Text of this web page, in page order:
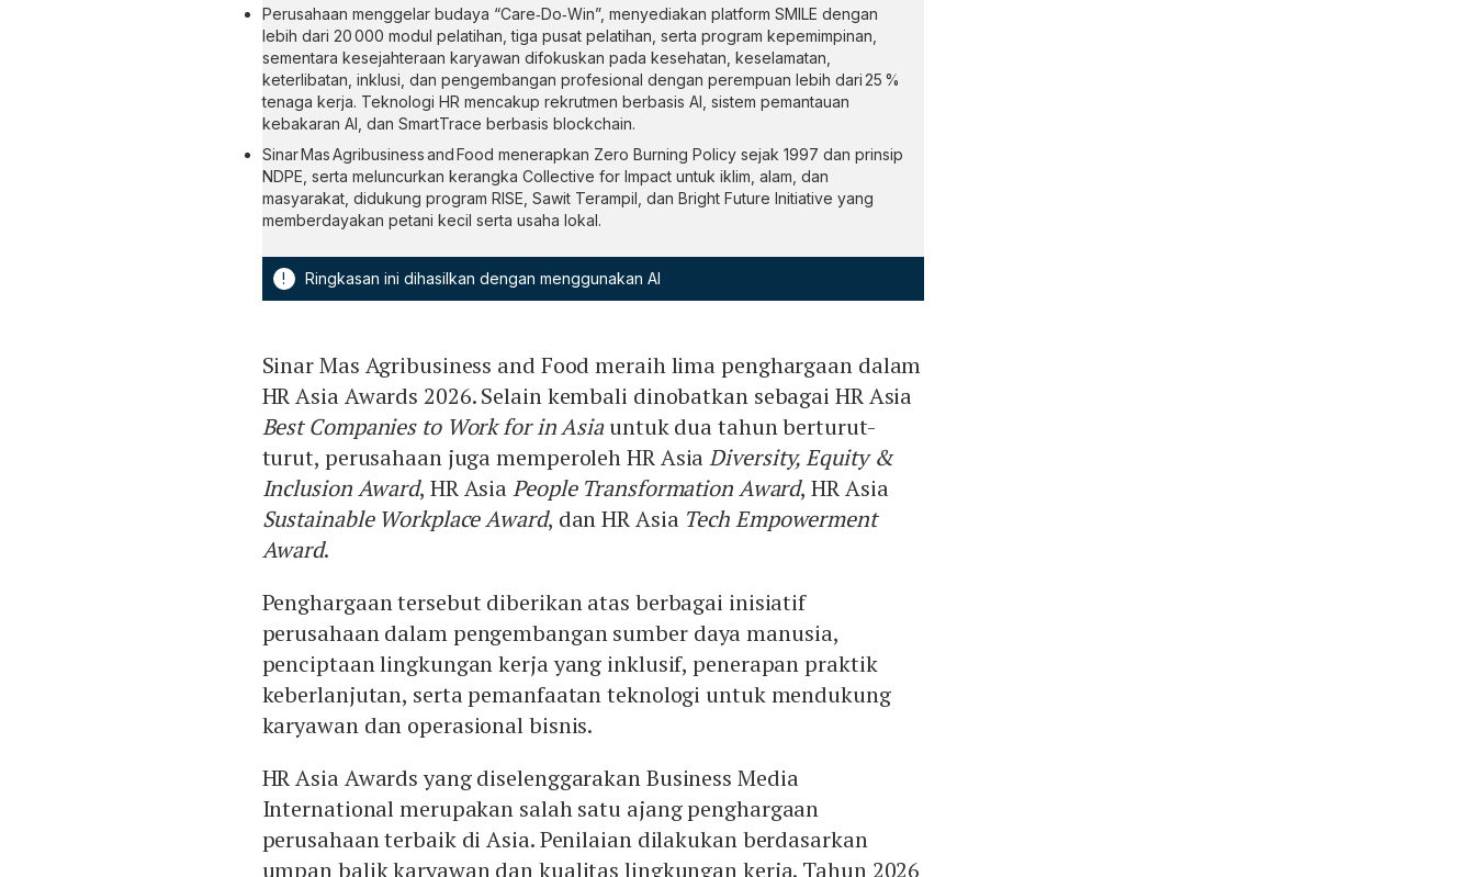
Perusahaan menggelar budaya “Care‑Do‑Win”, menyediakan platform SMILE dengan
lebih dari 20 000 modul pelatihan, tiga pusat pelatihan, serta program kepemimpinan,
sementara kesejahteraan karyawan difokuskan pada kesehatan, keselamatan,
keterlibatan, inklusi, dan pengembangan profesional dengan perempuan lebih dari 25 %
tenaga kerja. Teknologi HR mencakup rekrutmen berbasis AI, sistem pemantauan
kebakaran AI, dan SmartTrace berbasis blockchain.
Sinar Mas Agribusiness and Food menerapkan Zero Burning Policy sejak 1997 dan prinsip
NDPE, serta meluncurkan kerangka Collective for Impact untuk iklim, alam, dan
masyarakat, didukung program RISE, Sawit Terampil, dan Bright Future Initiative yang
memberdayakan petani kecil serta usaha lokal.
! Ringkasan ini dihasilkan dengan menggunakan AI
Sinar Mas Agribusiness and Food meraih lima penghargaan dalam
HR Asia Awards 2026. Selain kembali dinobatkan sebagai HR Asia
Best Companies to Work for in Asiauntuk dua tahun berturut-
turut, perusahaan juga memperoleh HR AsiaDiversity, Equity &
Inclusion Award, HR AsiaPeople Transformation Award, HR Asia
Sustainable Workplace Award, dan HR Asia Tech Empowerment
Award.
Penghargaan tersebut diberikan atas berbagai inisiatif
perusahaan dalam pengembangan sumber daya manusia,
penciptaan lingkungan kerja yang inklusif, penerapan praktik
keberlanjutan, serta pemanfaatan teknologi untuk mendukung
karyawan dan operasional bisnis.
HR Asia Awards yang diselenggarakan Business Media
International merupakan salah satu ajang penghargaan
perusahaan terbaik di Asia. Penilaian dilakukan berdasarkan
umpan balik karyawan dan kualitas lingkungan kerja. Tahun 2026